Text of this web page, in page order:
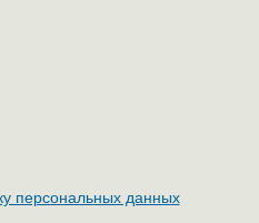
персональных данных